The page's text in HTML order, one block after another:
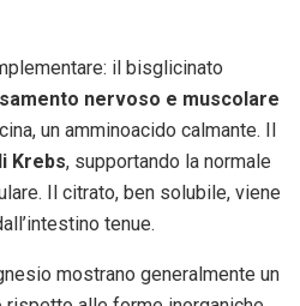
il bisglicinato
nervoso e muscolare
un amminoacido calmante. Il
Krebs, supportando la normale
Il citrato, ben solubile, viene
tenue.
mostrano generalmente un